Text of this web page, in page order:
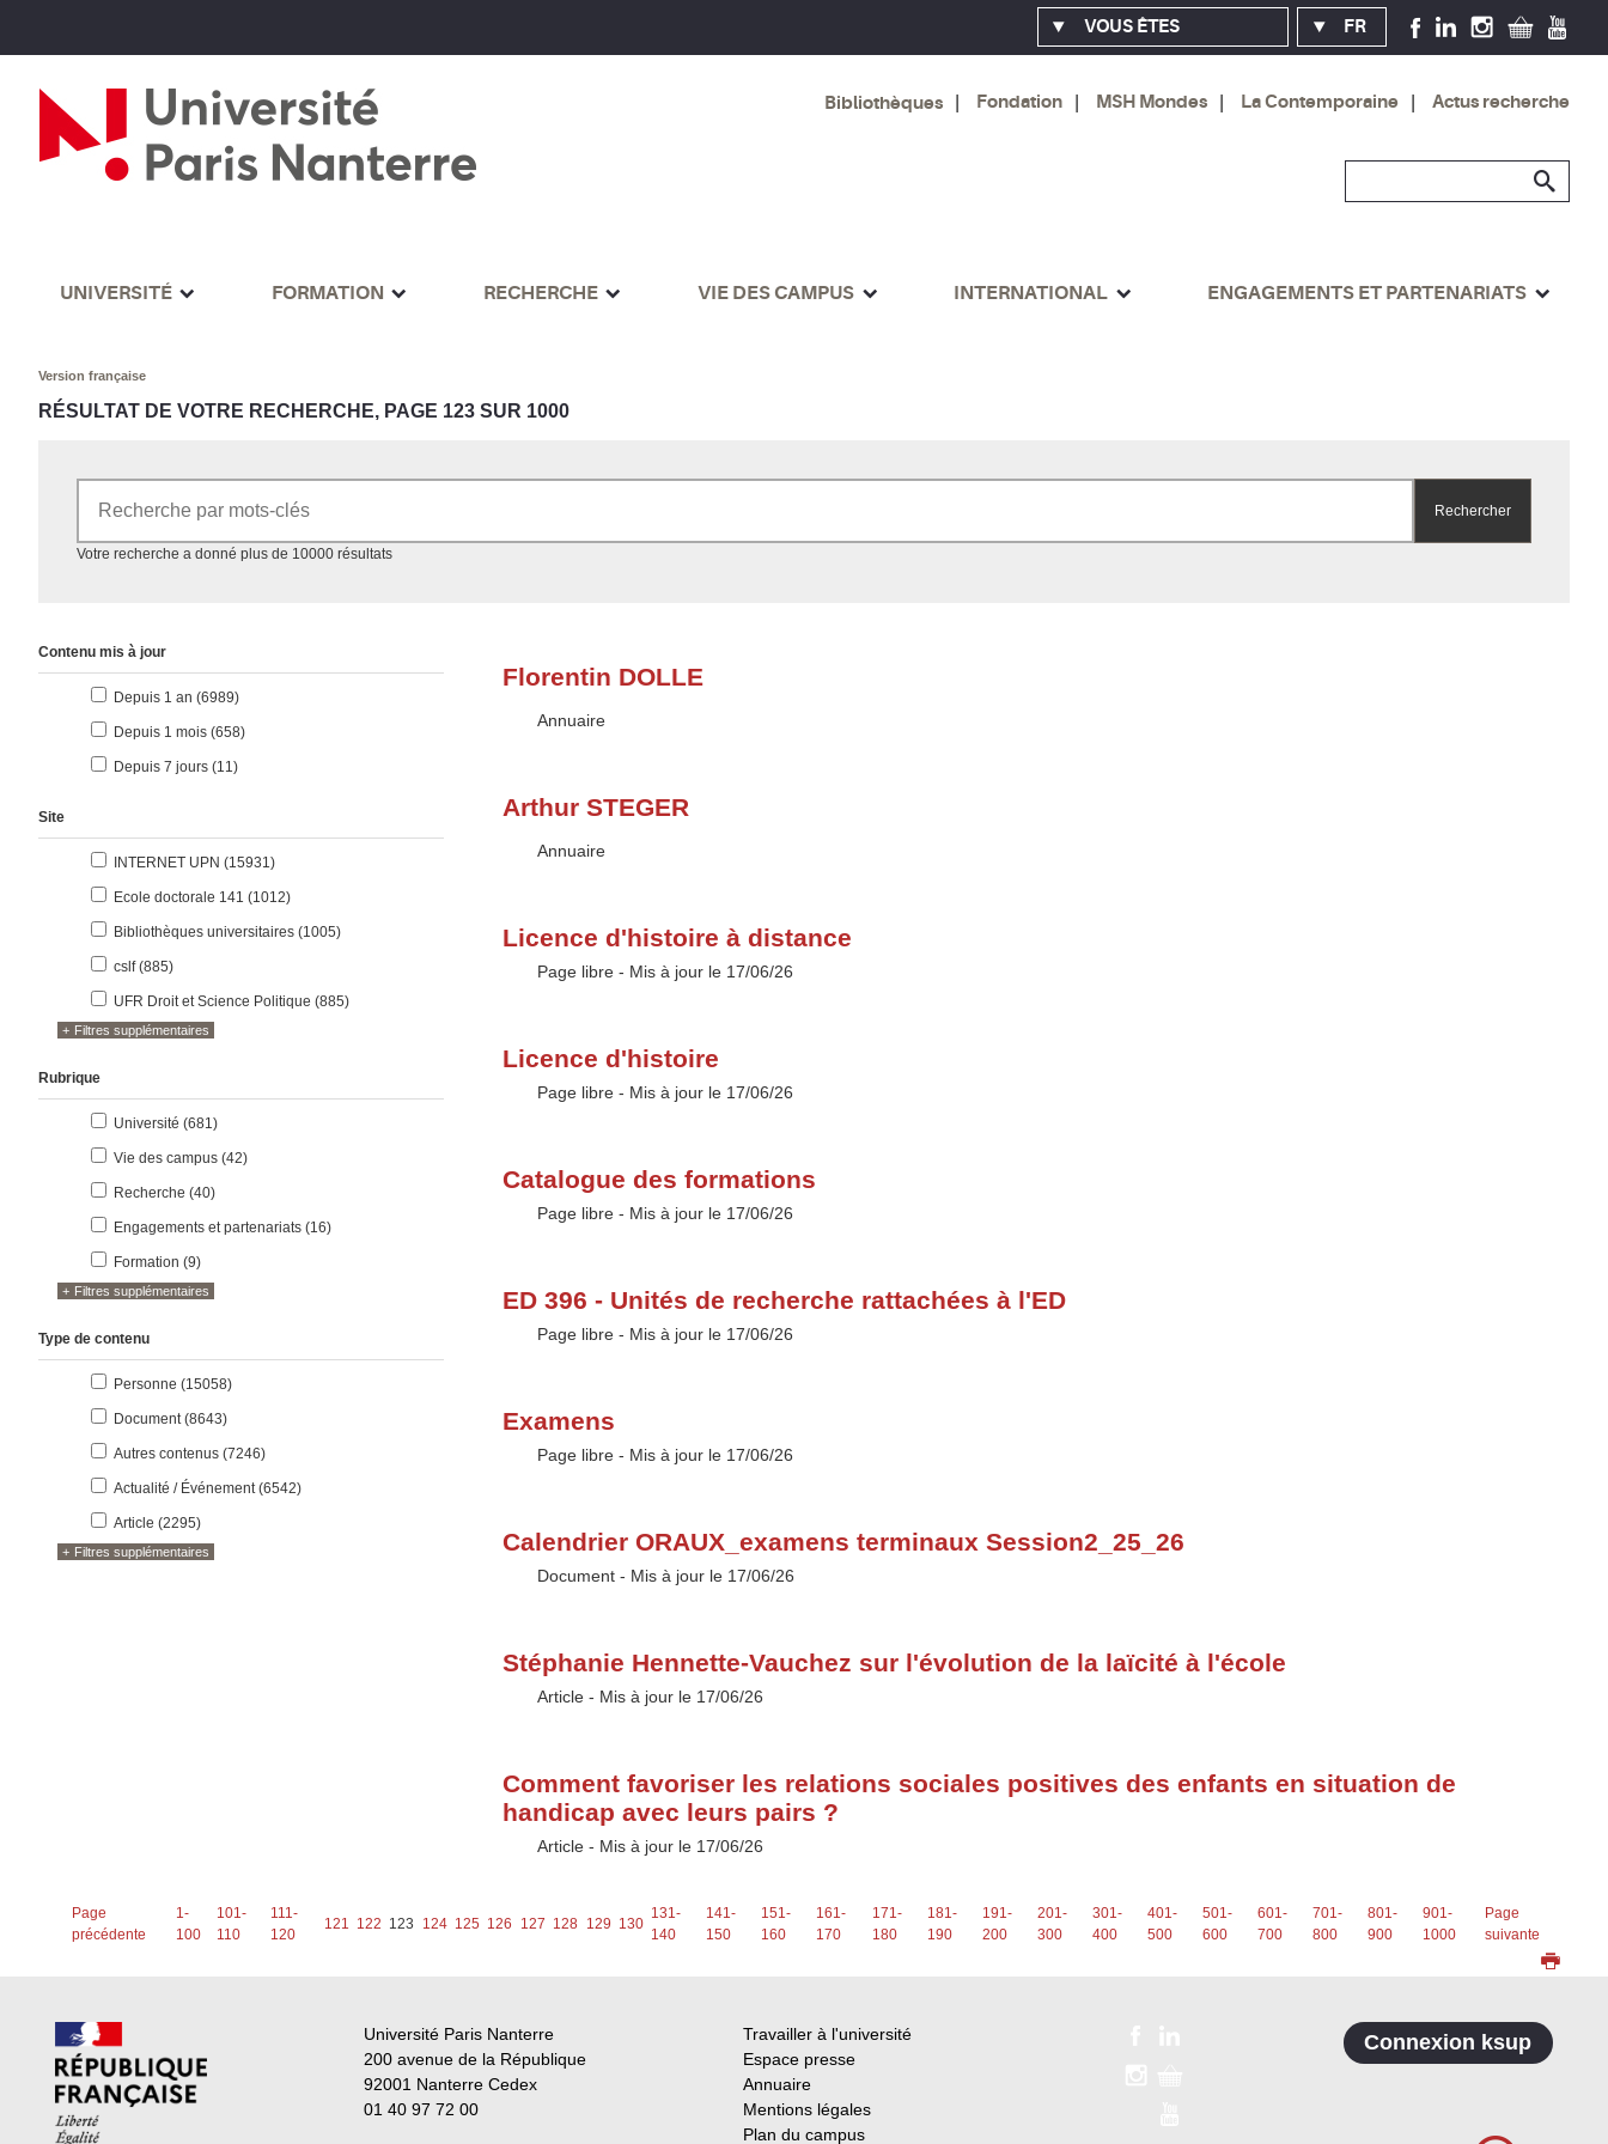
VOUS ÊTES FR
Bibliothèques Fondation MSH Mondes La Contemporaine Actus recherche
UNIVERSITÉ FORMATION RECHERCHE VIE DES CAMPUS INTERNATIONAL ENGAGEMENTS ET PARTENARIATS
Version française
RÉSULTAT DE VOTRE RECHERCHE, PAGE 123 SUR 1000
Rechercher
Votre recherche a donné plus de 10000 résultatsAccéder aux résultats
Contenu mis à jour
Depuis 1 an (6989résultats
)
Depuis 1 mois (658résultats
)
Depuis 7 jours (11résultats
)
Site
INTERNET UPN (15931résultats
)
Ecole doctorale 141 (1012résultats
)
Bibliothèques universitaires (1005résultats
)
cslf (885résultats
)
UFR Droit et Science Politique (885résultats
)
Filtres supplémentaires
Rubrique
Université (681résultats
)
Vie des campus (42résultats
)
Recherche (40résultats
)
Engagements et partenariats (16résultats
)
Formation (9résultats
)
Filtres supplémentaires
Type de contenu
Personne (15058résultats
)
Document (8643résultats
)
Autres contenus (7246résultats
)
Actualité / Événement (6542résultats
)
Article (2295résultats
)
Filtres supplémentaires
Florentin DOLLE
Type :
Annuaire
Arthur STEGER
Type :
Annuaire
Licence d'histoire à distance
Type :
Page libre - Mis à jour le 17/06/26
Licence d'histoire
Type :
Page libre - Mis à jour le 17/06/26
Catalogue des formations
Type :
Page libre - Mis à jour le 17/06/26
ED 396 - Unités de recherche rattachées à l'ED
Type :
Page libre - Mis à jour le 17/06/26
Examens
Type :
Page libre - Mis à jour le 17/06/26
Calendrier ORAUX_examens terminaux Session2_25_26
Type :
Document - Mis à jour le 17/06/26
Stéphanie Hennette-Vauchez sur l'évolution de la laïcité à l'école
Type :
Article - Mis à jour le 17/06/26
Comment favoriser les relations sociales positives des enfants en situation de
handicap avec leurs pairs ?
Type :
Article - Mis à jour le 17/06/26
Page
précédente
1-
100
101-
110
111-
120
121 122 123 124 125 126 127 128 129 130
131-
140
141-
150
151-
160
161-
170
171-
180
181-
190
191-
200
201-
300
301-
400
401-
500
501-
600
601-
700
701-
800
801-
900
901-
1000
Page
suivante
Université Paris Nanterre
200 avenue de la République
92001 Nanterre Cedex
01 40 97 72 00
Travailler à l'université
Espace presse
Annuaire
Mentions légales
Plan du campus
Connexion ksup